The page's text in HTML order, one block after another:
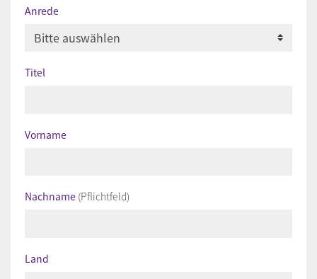
Anrede
Titel
Vorname
Nachname (Pflichtfeld)
Land